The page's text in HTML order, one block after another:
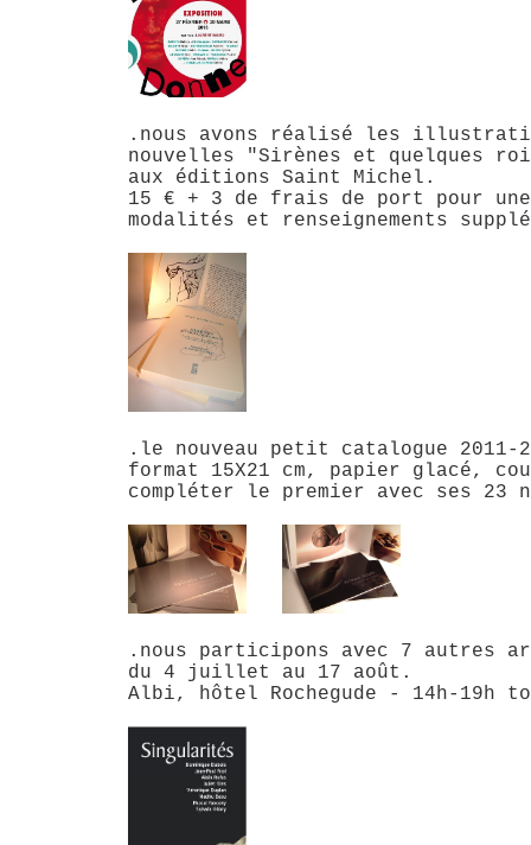
.nous avons réalisé les
nouvelles "Sirènes et quelques
aux éditions Saint Michel.
15 € + 3 de frais de port pour
modalités et renseignements
.le nouveau petit catalogue
format 15X21 cm, papier glacé,
compléter le premier avec ses 23
.nous participons avec 7 autres
du 4 juillet au 17 août.
Albi, hôtel Rochegude - 14h-19h